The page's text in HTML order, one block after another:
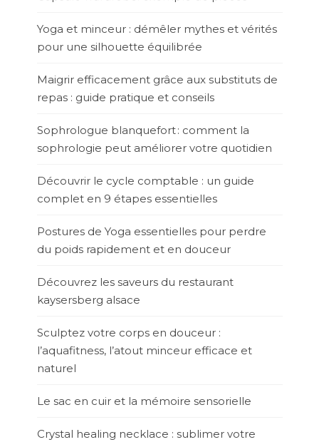
Yoga et minceur : démêler mythes et vérités
pour une silhouette équilibrée
Maigrir efficacement grâce aux substituts de
repas : guide pratique et conseils
Sophrologue blanquefort : comment la
sophrologie peut améliorer votre quotidien
Découvrir le cycle comptable : un guide
complet en 9 étapes essentielles
Postures de Yoga essentielles pour perdre
du poids rapidement et en douceur
Découvrez les saveurs du restaurant
kaysersberg alsace
Sculptez votre corps en douceur :
l’aquafitness, l’atout minceur efficace et
naturel
Le sac en cuir et la mémoire sensorielle
Crystal healing necklace : sublimer votre